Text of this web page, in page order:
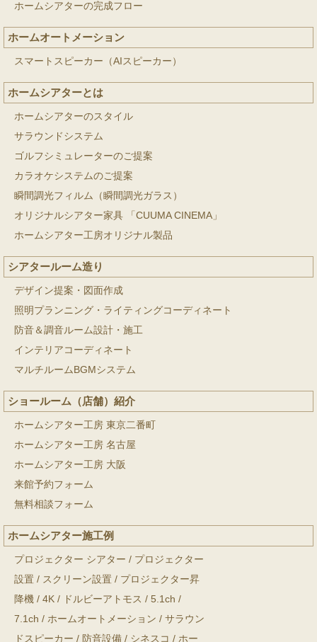
ホームシアターの完成フロー
ホームオートメーション
スマートスピーカー（AIスピーカー）
ホームシアターとは
ホームシアターのスタイル
サラウンドシステム
ゴルフシミュレーターのご提案
カラオケシステムのご提案
瞬間調光フィルム（瞬間調光ガラス）
オリジナルシアター家具 「CUUMA CINEMA」
ホームシアター工房オリジナル製品
シアタールーム造り
デザイン提案・図面作成
照明プランニング・ライティングコーディネート
防音＆調音ルーム設計・施工
インテリアコーディネート
マルチルームBGMシステム
ショールーム（店舗）紹介
ホームシアター工房 東京二番町
ホームシアター工房 名古屋
ホームシアター工房 大阪
来館予約フォーム
無料相談フォーム
ホームシアター施工例
プロジェクター シアター / プロジェクター
設置 / スクリーン設置 / プロジェクター昇
降機 / 4K / ドルビーアトモス / 5.1ch /
7.1ch / ホームオートメーション / サラウン
ドスピーカー / 防音設備 / シネスコ / ホー